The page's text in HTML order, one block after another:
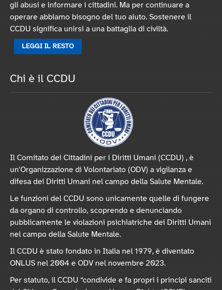
gli abusi e informare i cittadini. Ma per continuare a
operare abbiamo bisogno del tuo aiuto. Sostenere il
CCDU significa unirsi a una battaglia di civiltà.
LEGGI IL RESTO
Chi è il CCDU
Il Comitato dei Cittadini per i Diritti Umani (CCDU) , è
un'Organizzazione di Volontariato (ODV) a vigilanza e
difesa dei Diritti Umani nel campo della Salute Mentale.
Le funzioni del CCDU sono unicamente quelle di fungere
da organo di controllo, scoprendo e denunciando
pubblicamente le violazioni psichiatriche dei Diritti Umani
nel campo della Salute Mentale.
Il CCDU è stato fondato in Italia nel 1979, è diventato
ONLUS nel 2004 e ODV nel novembre 2023.
Per statuto, il CCDU “condivide e fa propri i principi sanciti